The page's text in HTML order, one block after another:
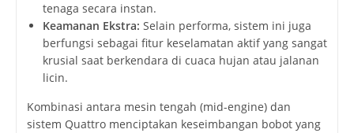
tenaga secara instan.
Keamanan Ekstra: Selain performa, sistem ini juga
berfungsi sebagai fitur keselamatan aktif yang sangat
krusial saat berkendara di cuaca hujan atau jalanan
licin.
Kombinasi antara mesin tengah (mid-engine) dan
sistem Quattro menciptakan keseimbangan bobot yang